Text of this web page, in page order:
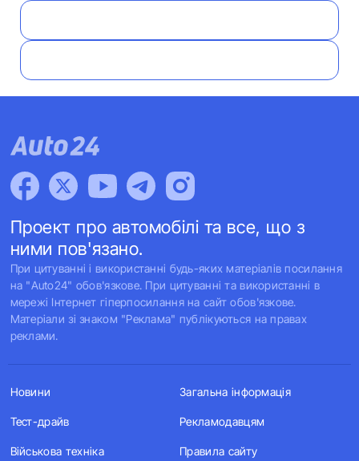
Проект про автомобілі та все, що з
ними пов'язано.
При цитуванні і використанні будь-яких матеріалів посилання
на "Auto24" обов'язкове. При цитуванні та використанні в
мережі Інтернет гіперпосилання на сайт обов'язкове.
Матеріали зі знаком "Реклама" публікуються на правах
реклами.
Новини
Тест-драйв
Військова техніка
Загальна інформація
Рекламодавцям
Правила сайту